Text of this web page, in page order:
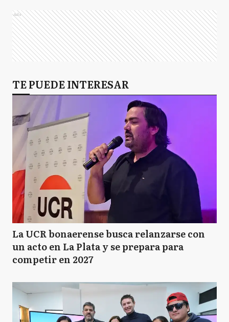
Ads
TE PUEDE INTERESAR
La UCR bonaerense busca relanzarse con
un acto en La Plata y se prepara para
competir en 2027